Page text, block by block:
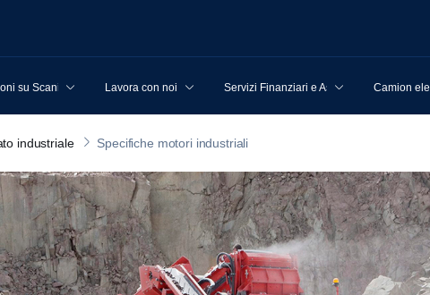
su Scania Lavora con noi Servizi Finanziari e AssicurativiCamion
industriale Specifiche motori industriali